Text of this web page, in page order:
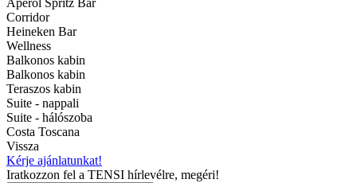
Aperol Spritz Bar
Corridor
Heineken Bar
Wellness
Balkonos kabin
Balkonos kabin
Teraszos kabin
Suite - nappali
Suite - hálószoba
Costa Toscana
Vissza
Kérje ajánlatunkat!
Iratkozzon fel a TENSI hírlevélre, megéri!